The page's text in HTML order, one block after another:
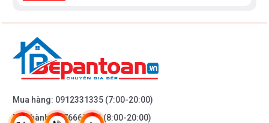
Mua hàng: 0912331335 (7:00-20:00)
Bảo hành:0976665669(8:00-20:00)